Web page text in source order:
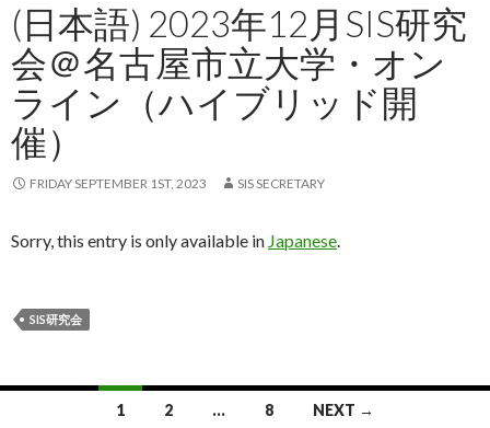
(日本語) 2023年12月SIS研究
会＠名古屋市立大学・オン
ライン（ハイブリッド開
催）
FRIDAY SEPTEMBER 1ST, 2023 SIS SECRETARY
Sorry, this entry is only available in Japanese.
SIS研究会
1 2 … 8 NEXT →